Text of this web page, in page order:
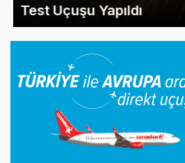
Test Uçuşu Yapıldı